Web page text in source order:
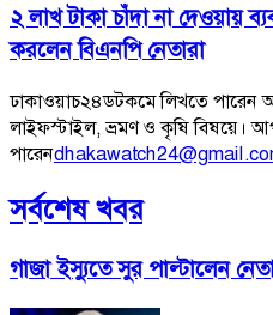
২ লাখ টাকা চাঁদা না দেওয়ায়
করলেন বিএনপি নেতারা
ঢাকাওয়াচ২৪ডটকমে লিখতে পারেন
লাইফস্টাইল, ভ্রমণ ও কৃষি বিষয়ে।
পারেন
সর্বশেষ খবর
গাজা ইস্যুতে সুর পাল্টালেন